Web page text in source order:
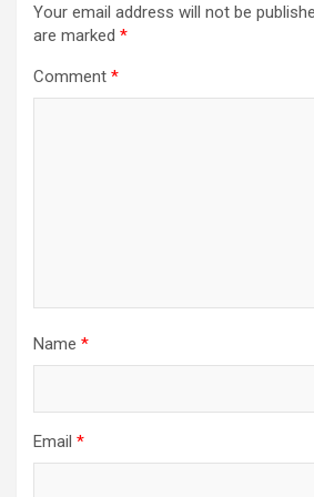
Your email address will not be
are marked *
Comment *
Name *
Email *